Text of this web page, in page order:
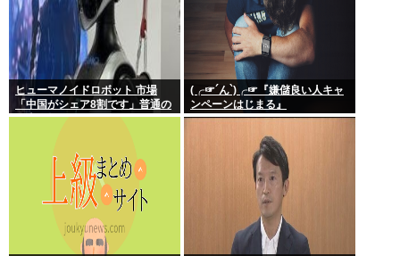
ヒューマノイドロボット 市場
「中国がシェア8割です」普通の
日本人怒りのフェイクニュース
(╭☞´ん`)╭☞『嫌儲良い人キャ
ンペーンはじまる』